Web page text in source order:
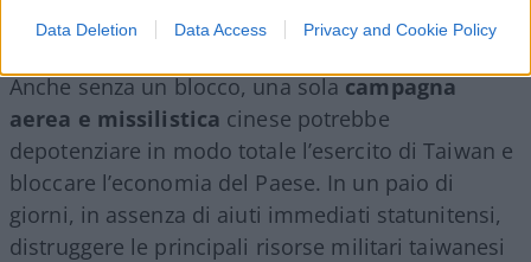
Data Deletion Data Access Privacy and Cookie Policy
Anche senza un blocco, una solacampagna
aerea e missilistica cinese potrebbe
depotenziare in modo totale l’esercito di Taiwan e
bloccare l’economia del Paese. In un paio di
giorni, in assenza di aiuti immediati statunitensi,
distruggere le principali risorse militari taiwanesi